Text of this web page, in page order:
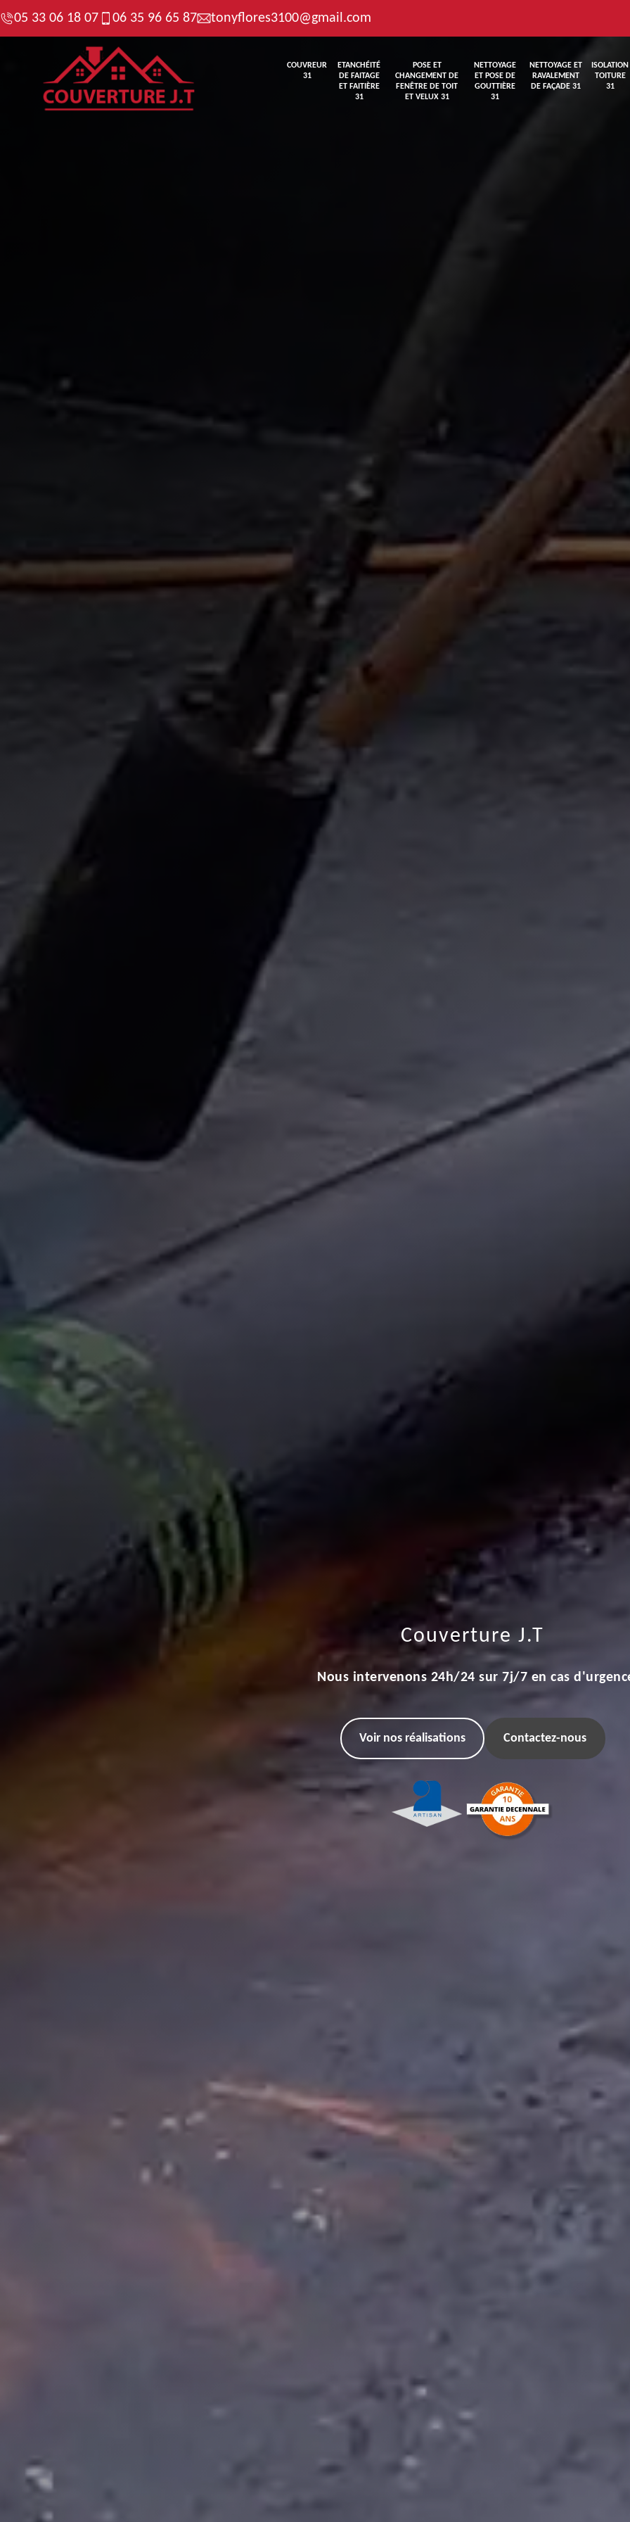
05 33 06 18 07 06 35 96 65 87 tonyflores3100@gmail.com
COUVREUR
31
ETANCHÉITÉ
DE FAITAGE
ET FAITIÈRE
31
POSE ET
CHANGEMENT DE
FENÊTRE DE TOIT
ET VELUX 31
NETTOYAGE
ET POSE DE
GOUTTIÈRE
31
NETTOYAGE ET
RAVALEMENT
DE FAÇADE 31
ISOLATION
TOITURE
31
Couverture J.T
Nous intervenons 24h/24 sur 7j/7 en cas
Voir nos réalisations Contactez-nous